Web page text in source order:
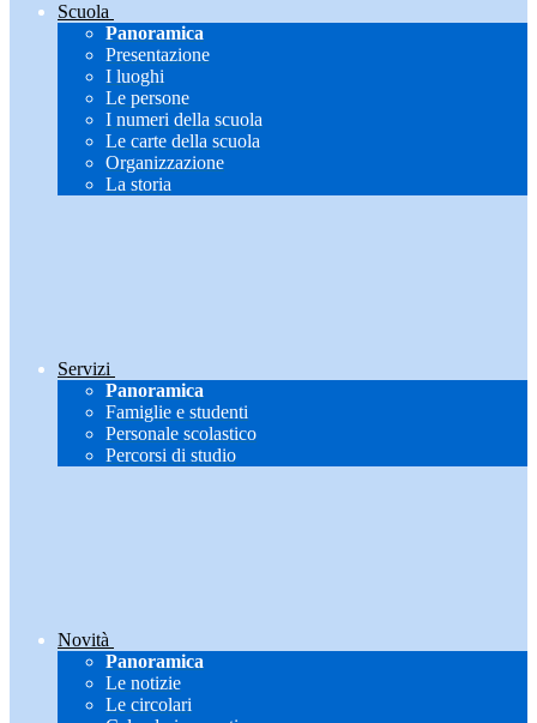
Scuola
Panoramica
Presentazione
I luoghi
Le persone
I numeri della scuola
Le carte della scuola
Organizzazione
La storia
Servizi
Panoramica
Famiglie e studenti
Personale scolastico
Percorsi di studio
Novità
Panoramica
Le notizie
Le circolari